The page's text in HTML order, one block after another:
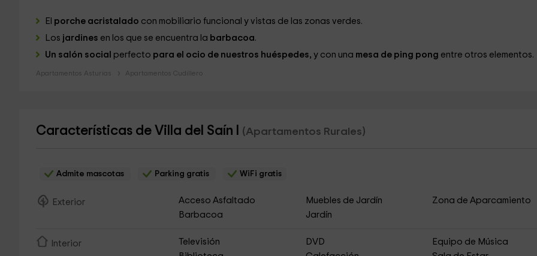
El porche acristalado con mobiliario funcional y vistas de las zonas verdes.
Los jardines en los que se encuentra la barbacoa.
Un salón social perfecto para el ocio de nuestros huéspedes, y con una mesa de ping pong entre otros elementos.
Apartamentos Asturias Apartamentos Cudillero
Características de Villa del Saín I (Apartamentos Rurales)
Admite mascotas Parking gratis WiFi gratis
Exterior Acceso Asfaltado Muebles de Jardín
Zona de Aparcamiento
Barbacoa
Jardín
Interior Televisión DVD
Equipo de Música